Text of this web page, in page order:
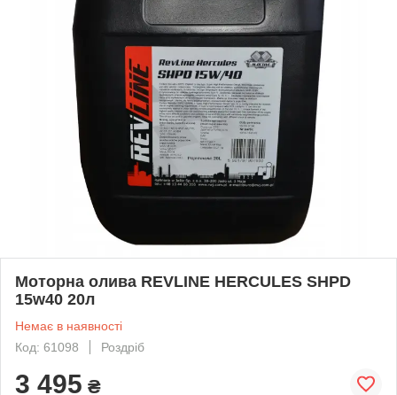
Моторна олива REVLINE HERCULES SHPD
15w40 20л
Немає в наявності
Код: 61098
Роздріб
3 495 ₴